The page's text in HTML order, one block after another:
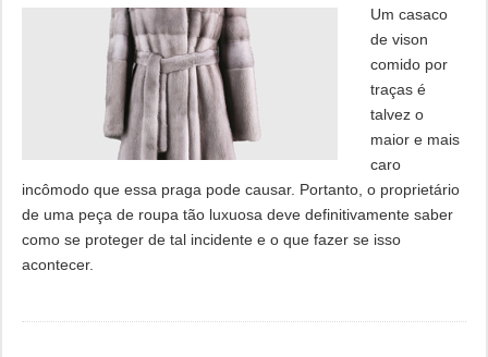
Um casaco
de vison
comido por
traças é
talvez o
maior e mais
caro
incômodo que essa praga pode causar. Portanto, o proprietário
de uma peça de roupa tão luxuosa deve definitivamente saber
como se proteger de tal incidente e o que fazer se isso
acontecer.